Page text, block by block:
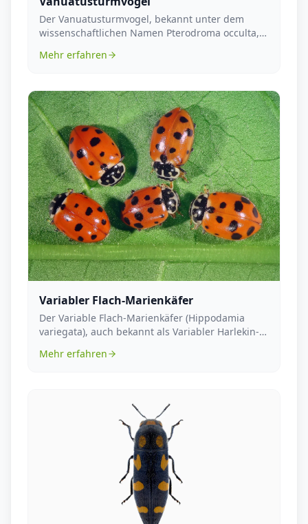
Der Vanuatusturmvogel, bekannt unter dem
wissenschaftlichen Namen Pterodroma occulta,
Mehr erfahren
Variabler Flach-Marienkäfer
Der Variable Flach-Marienkäfer (Hippodamia
variegata), auch bekannt als Variabler Harlekin-
Mehr erfahren